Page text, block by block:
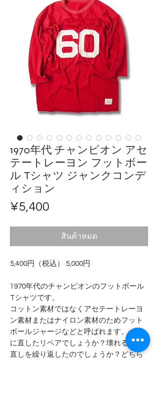
1970年代 チャンピオン アセ
テートレーヨン フットボー
ル Tシャツ ジャンクコンデ
ィション
¥5,400
สินค้าหมด
5,400円（税込） 5,000円
1970年代のチャンピオンのフットボール
Tシャツです。
コットン素材ではなくアセテートレーヨ
ン素材またはナイロン素材のためフット
ボールジャージなどと呼ばれます。一度
に直したリペアでしょうか？壊れる度に
直しを繰り返したのでしょうか？どちら